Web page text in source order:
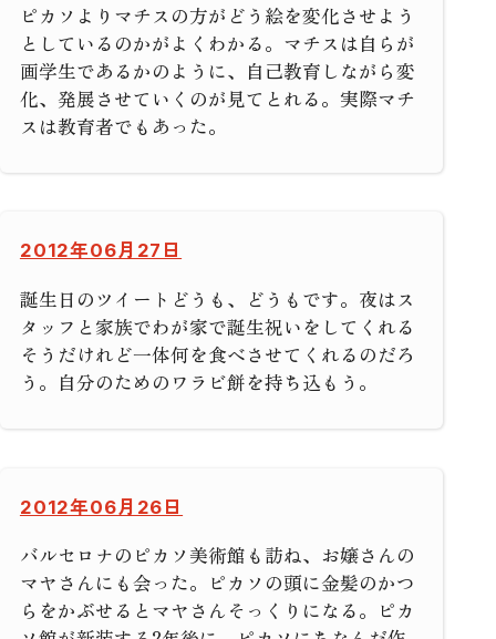
ピカソよりマチスの方がどう絵を変化させよう
としているのかがよくわかる。マチスは自らが
画学生であるかのように、自己教育しながら変
化、発展させていくのが見てとれる。実際マチ
スは教育者でもあった。
2012年06月27日
誕生日のツイートどうも、どうもです。夜はス
タッフと家族でわが家で誕生祝いをしてくれる
そうだけれど一体何を食べさせてくれるのだろ
う。自分のためのワラビ餅を持ち込もう。
2012年06月26日
バルセロナのピカソ美術館も訪ね、お嬢さんの
マヤさんにも会った。ピカソの頭に金髪のかつ
らをかぶせるとマヤさんそっくりになる。ピカ